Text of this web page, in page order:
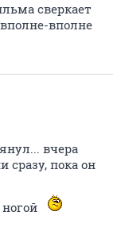
сверкает
вполне
вчера
сразу, пока он